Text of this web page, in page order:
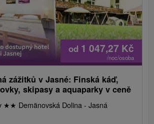
od 1 047,27 Kč
/noc/osoba
zážitků v Jasné: Finská káď,
skipasy a aquaparky v ceně
★★ Demänovská Dolina - Jasná